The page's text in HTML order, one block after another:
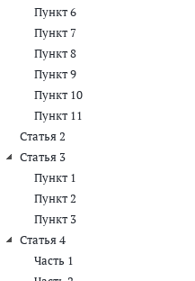
Пункт 6
Пункт 7
Пункт 8
Пункт 9
Пункт 10
Пункт 11
Статья 2
Статья 3
Пункт 1
Пункт 2
Пункт 3
Статья 4
Часть 1